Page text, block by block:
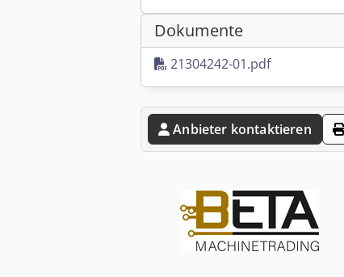
Dokumente
21304242-01.pdf
Anbieter kontaktieren